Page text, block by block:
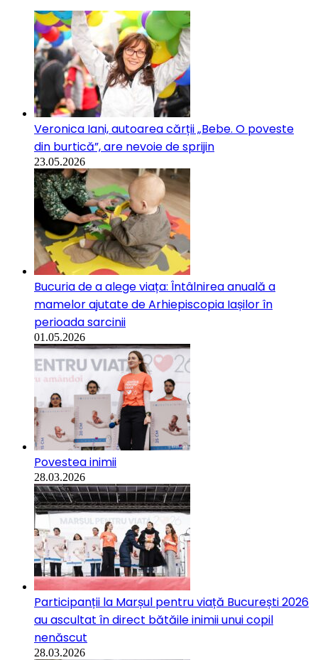
Veronica Iani, autoarea cărții „Bebe. O poveste
din burtică”, are nevoie de sprijin
23.05.2026
Bucuria de a alege viața: Întâlnirea anuală a
mamelor ajutate de Arhiepiscopia Iașilor în
perioada sarcinii
01.05.2026
Povestea inimii
28.03.2026
Participanții la Marșul pentru viață București 2026
au ascultat în direct bătăile inimii unui copil
nenăscut
28.03.2026